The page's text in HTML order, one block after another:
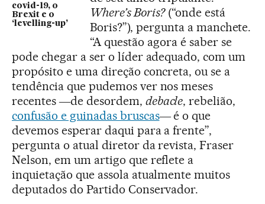
covid-19, o
Brexit e o
‘levelling-up’
Where’s Boris?(“onde está
Boris?”), pergunta a manchete.
“A questão agora é saber se
pode chegar a ser o líder adequado, com um
propósito e uma direção concreta, ou se a
tendência que pudemos ver nos meses
recentes ―de desordem, debacle, rebelião,
confusão e guinadas bruscas― é o que
devemos esperar daqui para a frente”,
pergunta o atual diretor da revista, Fraser
Nelson, em um artigo que reflete a
inquietação que assola atualmente muitos
deputados do Partido Conservador.